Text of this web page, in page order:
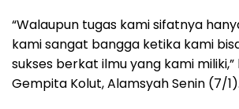
“Walaupun tugas kami sifatnya
kami sangat bangga ketika kami
sukses berkat ilmu yang kami
Gempita Kolut, Alamsyah Senin (7/1).